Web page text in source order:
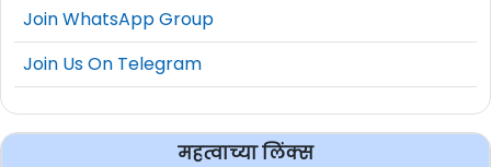
Join WhatsApp Group
Join Us On Telegram
महत्वाच्या लिंक्स